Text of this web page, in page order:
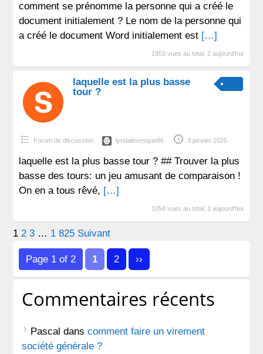
comment se prénomme la personne qui a créé le
document initialement ? Le nom de la personne qui
a créé le document Word initialement est […]
1953 vues au total, 2 aujourd'hui
laquelle est la plus basse
tour ?
Forum de discussion lyndalevesque86 3 janvier 2025
laquelle est la plus basse tour ? ## Trouver la plus
basse des tours: un jeu amusant de comparaison !
On en a tous rêvé, […]
1054 vues au total, 1 aujourd'hui
Pagination
des
publications
1 2 3 … 1 825 Suivant
Page 1 of 2 1 2 ››
Commentaires récents
Pascal danscomment faire un virement
société générale ?